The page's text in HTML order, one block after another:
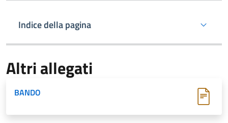
Indice della pagina
Altri allegati
BANDO